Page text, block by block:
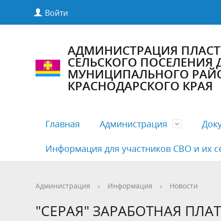
Войти
АДМИНИСТРАЦИЯ
СЕЛЬСКОГО ПОСЕЛЕНИЯ
МУНИЦИПАЛЬНОГО
КРАСНОДАРСКОГО КРАЯ
Главная Администрация
Полномочия, задачи и функции
Руководители
Антикоррупционная экспертиза
Документация по предупреждению
Комиссии Совета
Публичные слушания
График
Информация для участников СВО и их
Администрация › Информация › Новости
"СЕРАЯ" ЗАРАБОТНАЯ